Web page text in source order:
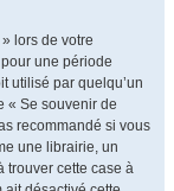
lors de votre
une période
utilisé par quelqu’un
« Se souvenir de
recommandé si vous
une librairie, un
trouver cette case à